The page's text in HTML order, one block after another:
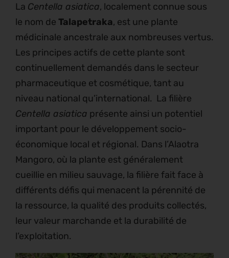
La Centella asiatica, localement connue sous
le nom de Talapetraka, est une plante
médicinale ancestrale aux nombreuses vertus.
Les principes actifs de cette plante sont
continuellement demandés dans le secteur
pharmaceutique et cosmétique, tant au
niveau national qu’international. La filière
Centella asiatica présente ainsi un potentiel
important pour le développement socio-
économique local et régional. Dans l’Alaotra
Mangoro, où la plante est généralement
cueillie en milieu sauvage, la filière fait face à
différents défis qui menacent la pérennité de
la ressource, la qualité des produits collectés,
leur valeur marchande et la durabilité de
l’exploitation.